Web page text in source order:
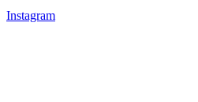
Instagram